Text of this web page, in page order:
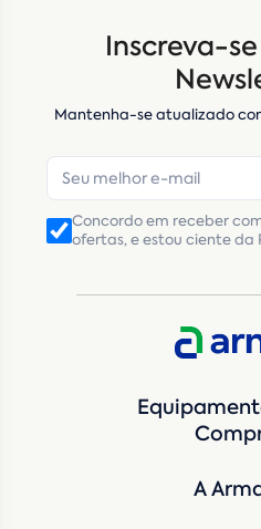
Inscreva-
Mantenha-se atualizado
Concordo em receber
ofertas, e estou ciente da
A
Locação
Número de telefone
Inscrição Estadual
CNPJ da empresa/ CPF -